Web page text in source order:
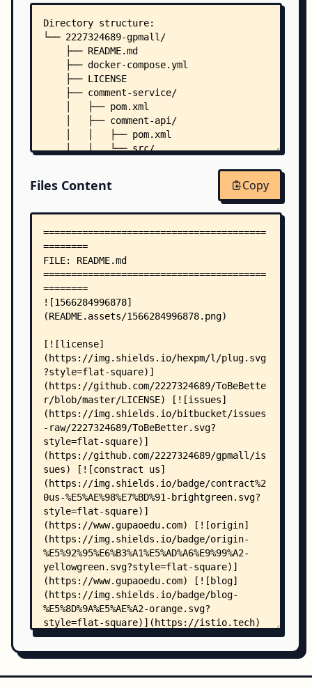
Directory structure:
└── 2227324689-gpmall/
    ├── README.md
    ├── docker-compose.yml
    ├── LICENSE
    ├── comment-service/
    │   ├── pom.xml
    │   ├── comment-api/
    │   │   ├── pom.xml
    │   │   └── src/
    │   │               └── com/
    │   │                   └── gpmall/
    │   │                       └── comment/
│   │                           ├──
│   │                           ├──
│   │                           ├──
│   │                           │   └──
    │   │                           └── dto/
│   │                               ├──
│   │                               ├──
│   │                               ├──
│   │                               ├──
│   │                               ├──
│   │                               ├──
│   │                               ├──
│   │                               ├──
│   │                               ├──
│   │                               ├──
│   │                               ├──
│   │                               ├──
│   │                               ├──
│   │                               ├──
│   │                               ├──
│   │                               ├──
│   │                               ├──
│   │                               ├──
│   │                               ├──
│   │                               ├──
│   │                               ├──
│   │                               ├──
│   │                               └──
    │   └── comment-provider/
    │       ├── pom.xml
    │           └── main/
Files Content Copy